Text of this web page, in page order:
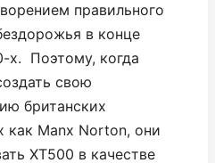
правильного
в конце
х. Поэтому, когда
свою
британских
как Manx Norton, они
XT500 в качестве